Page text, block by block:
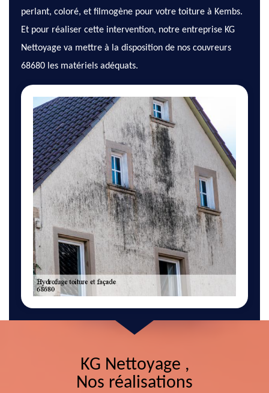
perlant, coloré, et filmogène pour votre toiture à Kembs.
Et pour réaliser cette intervention, notre entreprise KG
Nettoyage va mettre à la disposition de nos couvreurs
68680 les matériels adéquats.
KG Nettoyage ,
Nos réalisations